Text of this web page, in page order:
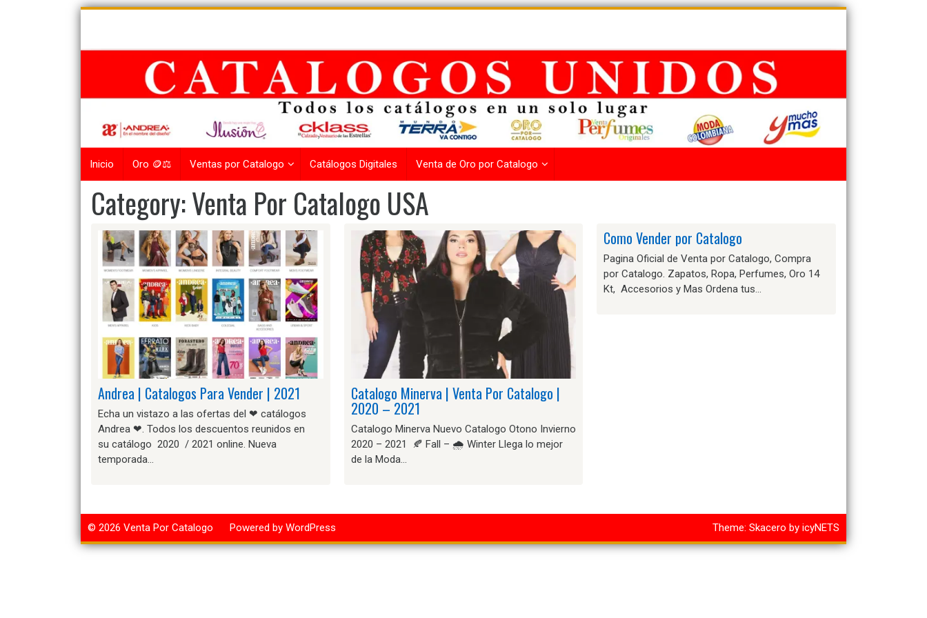
Skip
Inicio Oro 🪙⚖️ Ventas por Catalogo Catálogos Digitales Venta de Oro por Catalogo
Category:Venta Por Catalogo USA
Andrea | Catalogos Para Vender | 2021
Echa un vistazo a las ofertas del ❤ catálogos
Andrea ❤. Todos los descuentos reunidos en
su catálogo 2020 / 2021 online. Nueva
temporada…
Catalogo Minerva | Venta Por Catalogo |
2020 – 2021
Catalogo Minerva Nuevo Catalogo Otono Invierno
2020 – 2021 🍂 Fall – 🌧️ Winter Llega lo mejor
de la Moda…
Como Vender por Catalogo
Pagina Oficial de Venta por Catalogo, Compra
por Catalogo. Zapatos, Ropa, Perfumes, Oro 14
Kt, Accesorios y Mas Ordena tus…
© 2026 Venta Por Catalogo Powered by WordPress Theme: Skacero by icyNETS